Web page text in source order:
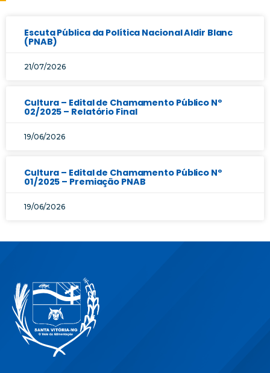
Escuta Pública da Política Nacional Aldir Blanc
(PNAB)
21/07/2026
Cultura – Edital de Chamamento Público Nº
02/2025 – Relatório Final
19/06/2026
Cultura – Edital de Chamamento Público Nº
01/2025 – Premiação PNAB
19/06/2026